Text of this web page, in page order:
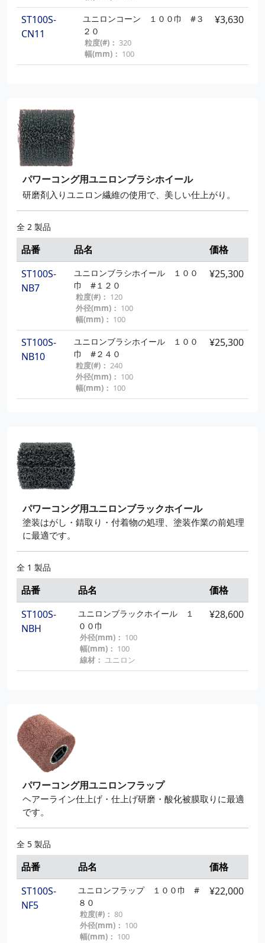
ST100S-
CN11
ユニロンコーン １００巾 #３
２０
粒度(#)： 320
幅(mm)： 100
¥3,630
パワーコング用ユニロンブラシホイール
研磨剤入りユニロン繊維の使用で、美しい仕上がり。
全 2 製品
品番 品名
価格
ST100S-
NB7
ユニロンブラシホイール １００
巾 #１２０
粒度(#)： 120
外径(mm)： 100
幅(mm)： 100
¥25,300
ST100S-
NB10
ユニロンブラシホイール １００
巾 #２４０
粒度(#)： 240
外径(mm)： 100
幅(mm)： 100
¥25,300
パワーコング用ユニロンブラックホイール
塗装はがし・錆取り・付着物の処理、塗装作業の前処理
に最適です。
全 1 製品
品番 品名
価格
ST100S-
NBH
ユニロンブラックホイール １
００巾
外径(mm)： 100
幅(mm)： 100
線材： ユニロン
¥28,600
パワーコング用ユニロンフラップ
ヘアーライン仕上げ・仕上げ研磨・酸化被膜取りに最適
です。
全 5 製品
品番 品名
価格
ST100S-
NF5
ユニロンフラップ １００巾 #
８０
粒度(#)： 80
外径(mm)： 100
幅(mm)： 100
¥22,000